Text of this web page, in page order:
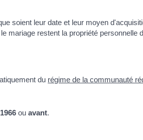
soient leur date et leur moyen
mariage restent la propriété
du régime de la communauté
ou avant.